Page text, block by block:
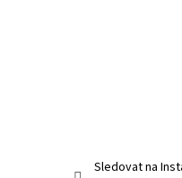
Sledovat na